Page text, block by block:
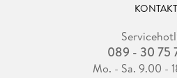
KONTAKT
089 - 30 75
Mo. - Sa. 9.00 -